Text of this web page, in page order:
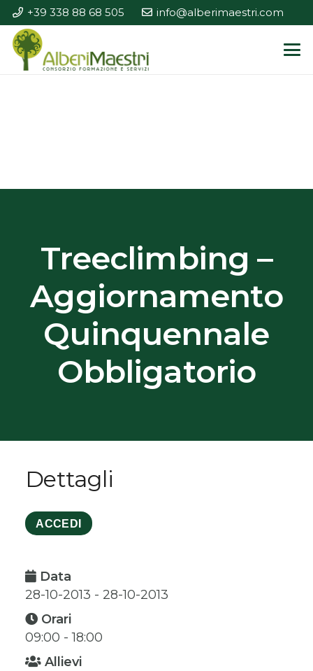
+39 338 88 68 505 info@alberimaestri.com
Treeclimbing –
Aggiornamento
Quinquennale
Obbligatorio
Dettagli
ACCEDI
Data
28-10-2013 - 28-10-2013
Orari
09:00 - 18:00
Allievi